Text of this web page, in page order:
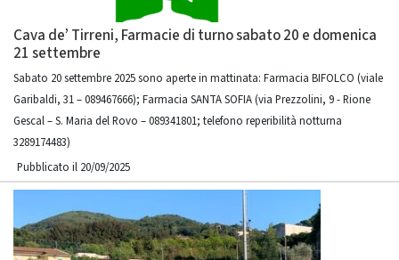
Cava de’ Tirreni, Farmacie di turno sabato 20 e domenica
21 settembre
Sabato 20 settembre 2025 sono aperte in mattinata: Farmacia BIFOLCO (viale
Garibaldi, 31 – 089467666); Farmacia SANTA SOFIA (via Prezzolini, 9 - Rione
Gescal – S. Maria del Rovo – 089341801; telefono reperibilità notturna
3289174483)
Pubblicato il 20/09/2025